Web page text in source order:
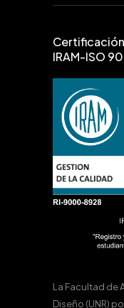
Certificación
IRAM-ISO
La Facultad de
Diseño (UNR)